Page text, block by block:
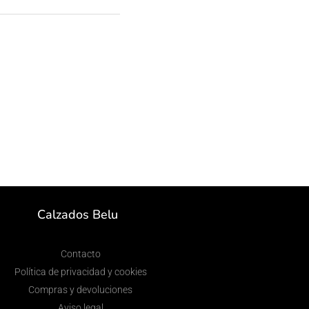
Calzados Belu
Contacto
Política de privacidad y cookies
Compras y devoluciones